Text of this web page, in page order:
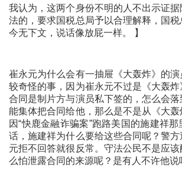
我认为，这两个身份不明的人不出示证
法的，要求国税总局予以合理解释，国
今无下文，说话像放屁一样。 】
崔永元为什么会有一抽屉《大轰炸》的
较奇怪的事，因为崔永元不过是《大轰
合同是制片方与演员私下签的，怎么会
能集体把合同给他，那么是不是从《大
因“快鹿金融诈骗案”跑路美国的施建祥
话，施建祥为什么要给这些合同呢？警
元拒不回答就很反常。守法公民不是应
么怕泄露合同的来源呢？是有人不许他说